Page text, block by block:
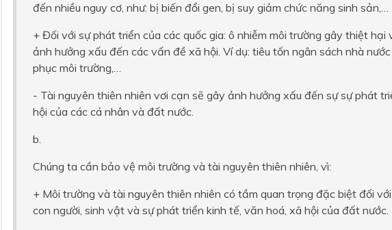
đến nhiều nguy cơ, như: bị biến đổi gen, bị suy giảm chức năng sinh sản,…
+ Đối với sự phát triển của các quốc gia: ô nhiễm môi trường gây thiệt hại
ảnh hưởng xấu đến các vấn đề xã hội. Ví dụ: tiêu tốn ngân sách nhà
phục môi trường,…
- Tài nguyên thiên nhiên vơi cạn sẽ gây ảnh hưởng xấu đến sự sự phát
hội của các cá nhân và đất nước.
b.
Chúng ta cần bảo vệ môi trường và tài nguyên thiên nhiên, vì:
+ Môi trường và tài nguyên thiên nhiên có tầm quan trọng đặc biệt đối
con người, sinh vật và sự phát triển kinh tế, văn hoá, xã hội của đất nước.